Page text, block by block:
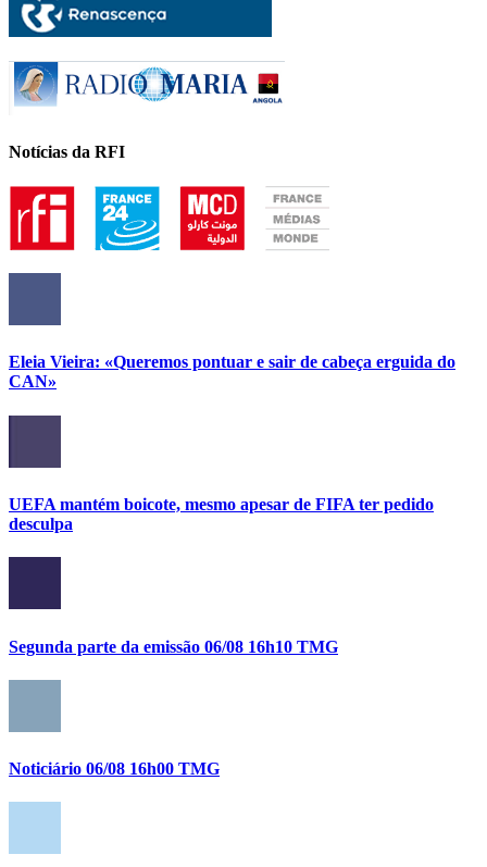
Notícias da RFI
Eleia Vieira: «Queremos pontuar e sair de cabeça erguida do
CAN»
UEFA mantém boicote, mesmo apesar de FIFA ter pedido
desculpa
Segunda parte da emissão 06/08 16h10 TMG
Noticiário 06/08 16h00 TMG